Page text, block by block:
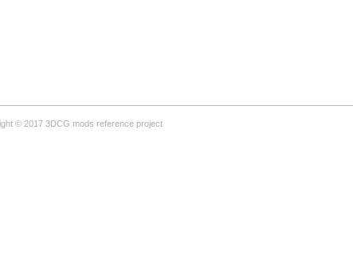
© 2017 3DCG mods reference project